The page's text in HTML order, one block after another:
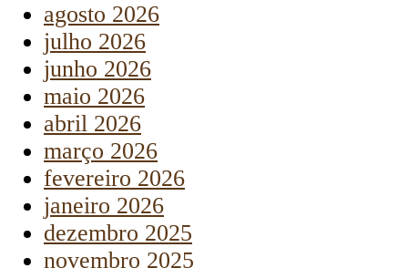
agosto 2026
julho 2026
junho 2026
maio 2026
abril 2026
março 2026
fevereiro 2026
janeiro 2026
dezembro 2025
novembro 2025